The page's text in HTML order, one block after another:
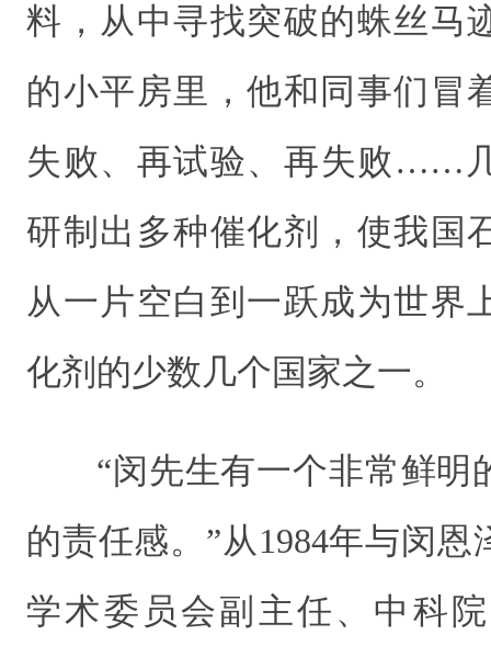
料，从中寻找突破的蛛丝马
的小平房里，他和同事们冒
失败、再试验、再失败……
研制出多种催化剂，使我国
从一片空白到一跃成为世界
化剂的少数几个国家之一。
“闵先生有一个非常鲜明
的责任感。”从1984年与闵
学术委员会副主任、中科